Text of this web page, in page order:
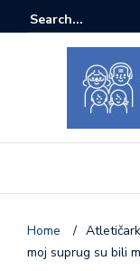
Home /
moj suprug su bili